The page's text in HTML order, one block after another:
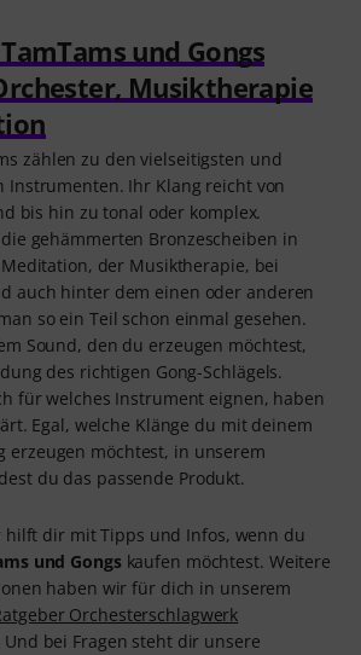
und Gongs
Musiktherapie
zählen zu den vielseitigsten und
Instrumenten. Ihr Klang reicht von
bis hin zu tonal oder komplex.
gehämmerten Bronzescheiben in
der Musiktherapie, bei
auch hinter dem einen oder anderen
so ein Teil schon einmal gesehen.
Sound, den du erzeugen möchtest,
des richtigen Gong-Schlägels.
für welches Instrument eignen, haben
Egal, welche Klänge du mit deinem
erzeugen möchtest, in unserem
du das passende Produkt.
hilft dir mit Tipps und Infos, wenn du
und Gongskaufen möchtest. Weitere
haben wir für dich in unserem
Orchesterschlagwerk
bei Fragen steht dir unsere